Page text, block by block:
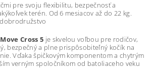
pre svoju flexibilitu, bezpečnosť a
terén. Od 6 mesiacov až do 22 kg.
Cross 5 je skvelou voľbou pre rodičov,
bezpečný a plne prispôsobiteľný kočík na
Vďaka špičkovým komponentom a chytrým
verným spoločníkom od batoliaceho veku